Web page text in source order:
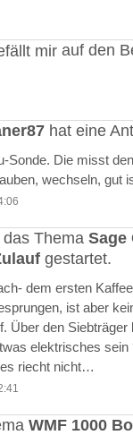
auf den
hat eine
Sonde. Die misst
wechseln, gut
das ThemaSage
gestartet.
dem ersten
ist aber
Über den
elektrisches sein
riecht nicht…
WMF 1000